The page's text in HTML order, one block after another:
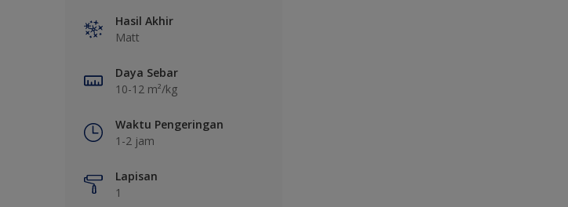
Hasil Akhir
Matt
Daya Sebar
10-12 m²/kg
Waktu Pengeringan
1-2 jam
Lapisan
1